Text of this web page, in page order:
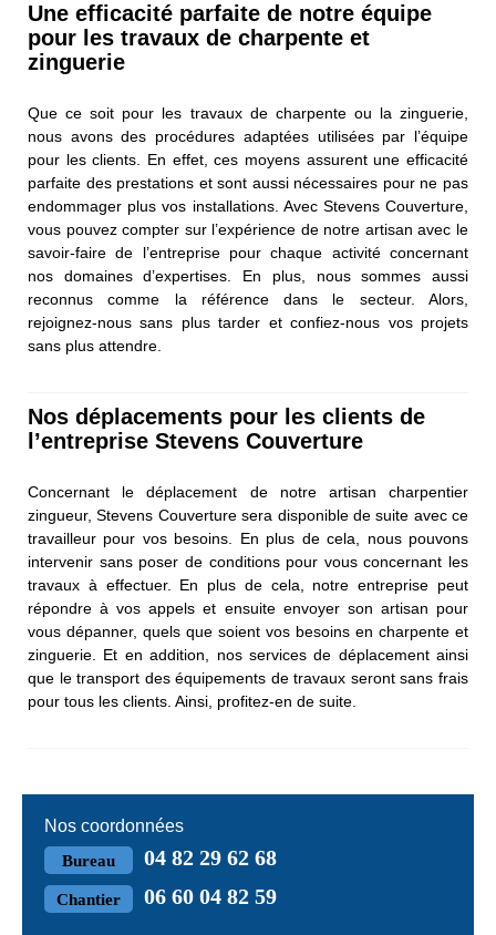
Une efficacité parfaite de notre équipe
pour les travaux de charpente et
zinguerie
Que ce soit pour les travaux de charpente ou la zinguerie,
nous avons des procédures adaptées utilisées par l’équipe
pour les clients. En effet, ces moyens assurent une efficacité
parfaite des prestations et sont aussi nécessaires pour ne pas
endommager plus vos installations. Avec Stevens Couverture,
vous pouvez compter sur l’expérience de notre artisan avec le
savoir-faire de l’entreprise pour chaque activité concernant
nos domaines d’expertises. En plus, nous sommes aussi
reconnus comme la référence dans le secteur. Alors,
rejoignez-nous sans plus tarder et confiez-nous vos projets
sans plus attendre.
Nos déplacements pour les clients de
l’entreprise Stevens Couverture
Concernant le déplacement de notre artisan charpentier
zingueur, Stevens Couverture sera disponible de suite avec ce
travailleur pour vos besoins. En plus de cela, nous pouvons
intervenir sans poser de conditions pour vous concernant les
travaux à effectuer. En plus de cela, notre entreprise peut
répondre à vos appels et ensuite envoyer son artisan pour
vous dépanner, quels que soient vos besoins en charpente et
zinguerie. Et en addition, nos services de déplacement ainsi
que le transport des équipements de travaux seront sans frais
pour tous les clients. Ainsi, profitez-en de suite.
Nos coordonnées
Bureau 04 82 29 62 68
Chantier 06 60 04 82 59